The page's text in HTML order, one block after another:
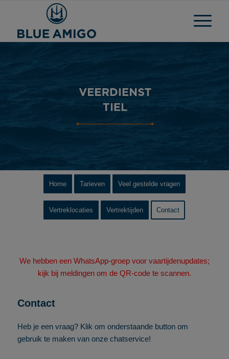
Home Tarieven Veel gestelde vragen
Vertreklocaties Vertrektijden Contact
We hebben een WhatsApp-groep voor vaartijdenupdates;
kijk bij meldingen om de QR-code te scannen.
Contact
Heb je een vraag? Klik om onderstaande button om
gebruik te maken van onze chatservice!